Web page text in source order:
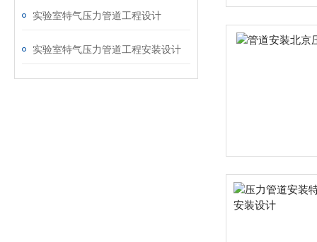
实验室特气压力管道工程设计
实验室特气压力管道工程安装设计